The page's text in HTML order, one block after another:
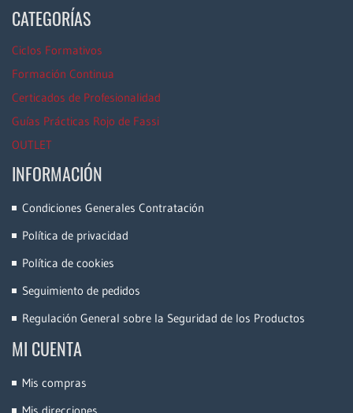
CATEGORÍAS
Ciclos Formativos
Formación Continua
Certicados de Profesionalidad
Guías Prácticas Rojo de Fassi
OUTLET
INFORMACIÓN
Condiciones Generales Contratación
Política de privacidad
Política de cookies
Seguimiento de pedidos
Regulación General sobre la Seguridad de los Productos
MI CUENTA
Mis compras